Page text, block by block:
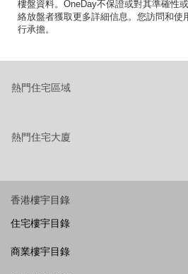
樓盤資料。OneDay不保證或對其準確性
絡放盤者獲取更多詳細信息。您訪問和使
行承擔。
熱門住宅區域
熱門住宅大廈
香港樓宇目錄
住宅樓宇目錄
商業樓宇目錄